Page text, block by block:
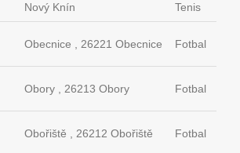
Nový Knín
Tenis
Obecnice , 26221 Obecnice Fotbal
Obory , 26213 Obory Fotbal
Obořiště , 26212 Obořiště Fotbal